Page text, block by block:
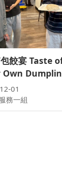
餃宴 Taste
Own
01
務一組